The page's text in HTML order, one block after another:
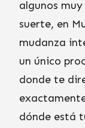
algunos
suerte, en
mudanza
un único
donde te
dónde está